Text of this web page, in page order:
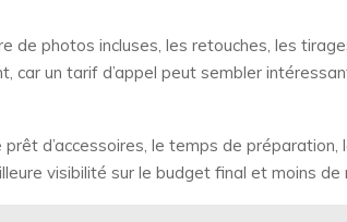
de photos incluses, les retouches, les
un tarif d’appel peut sembler
d’accessoires, le temps de
visibilité sur le budget final et moins de